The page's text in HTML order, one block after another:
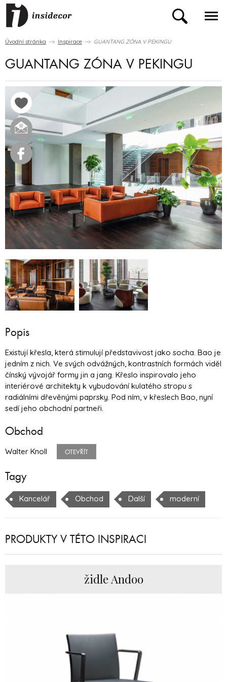
Úvodní stránka Inspirace GUANTANG ZÓNA V PEKINGU
GUANTANG ZÓNA V PEKINGU
Popis
Existují křesla, která stimulují představivost jako socha. Bao je
jedním z nich. Ve svých odvážných, kontrastních formách viděl
čínský vývojář formy jin a jang. Křeslo inspirovalo jeho
interiérové ​​architekty k vybudování kulatého stropu s
radiálními dřevěnými paprsky. Pod ním, v křeslech Bao, nyní
sedí jeho obchodní partneři.
Obchod
Walter Knoll OTEVŘÍT
Tagy
Kancelář Obchod Další moderní
PRODUKTY V TÉTO INSPIRACI
židle Andoo